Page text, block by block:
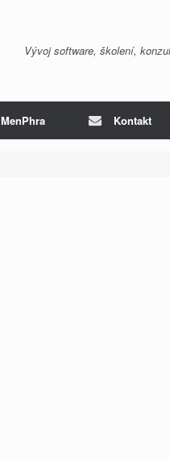
Vývoj software, školení,
MenPhra Kontakt